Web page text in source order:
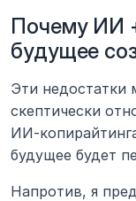
Почему ИИ
будущее
Эти недостатки
скептически
ИИ-
будущее будет
Напротив, я